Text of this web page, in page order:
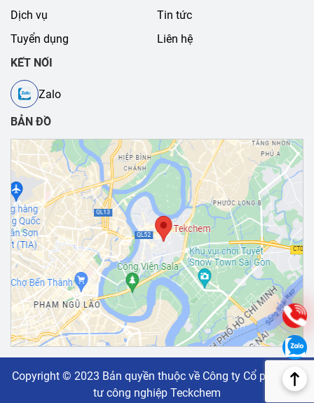
Dịch vụ
Tin tức
Tuyển dụng
Liên hệ
KẾT NỐI
Zalo
BẢN ĐỒ
Copyright © 2023 Bản quyền thuộc về Công ty Cổ phần vật
tư công nghiệp Teckchem